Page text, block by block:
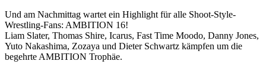
Und am Nachmittag wartet ein Highlight für alle Shoot-Style-
Wrestling-Fans: AMBITION 16!
Liam Slater, Thomas Shire, Icarus, Fast Time Moodo, Danny Jones,
Yuto Nakashima, Zozaya und Dieter Schwartz kämpfen um die
begehrte AMBITION Trophäe.